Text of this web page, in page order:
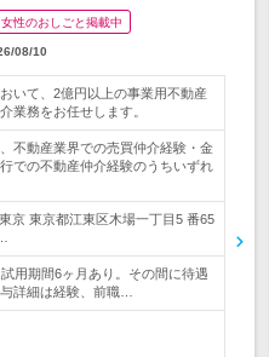
女性のおしごと掲載中
08/10
いて、2億円以上の事業用不動産
業務をお任せします。
不動産業界での売買仲介経験・金
での不動産仲介経験のうちいずれ
京 東京都江東区木場一丁目5 番65
用期間6ヶ月あり。その間に待遇
詳細は経験、前職…